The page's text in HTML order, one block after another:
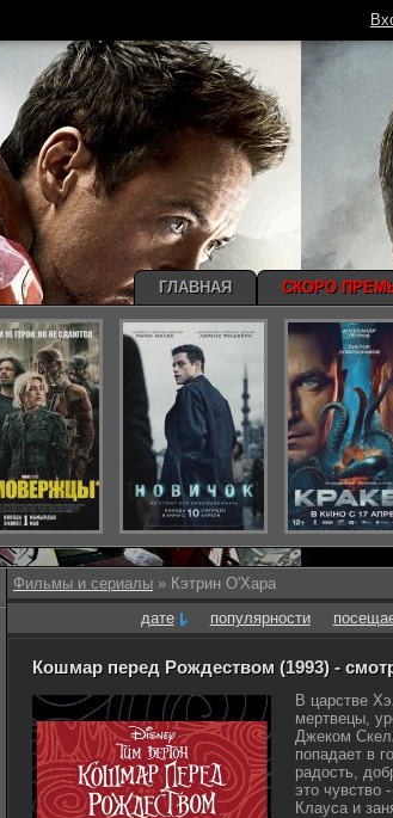
Фильмы и сериалы » Кэтрин О'Хара
дате
популярности
Кошмар перед Рождеством (1993) -
В царстве
мертвецы,
Джеком
попадает в
радость,
это чувство
Клауса и
ГЛАВНАЯ СКОРО